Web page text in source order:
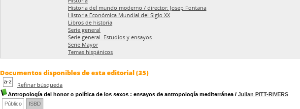
Historia del mundo moderno / director: Josep Fontana
Historia Económica Mundial del Siglo XX
Libros de historia
Serie general
Serie general. Estudios y ensayos
Serie Mayor
Temas hispánicos
Documentos disponibles de esta editorial (35)
Refinar búsqueda
Antropología del honor o política de los sexos : ensayos de antropología mediterránea / Julian PITT-RIVERS
Público
ISBD